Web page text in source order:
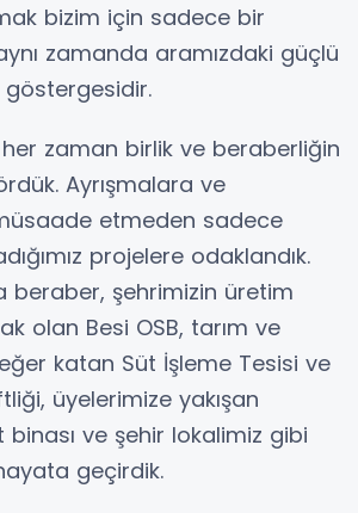
bizim için sadece bir
zamanda aramızdaki güçlü
göstergesidir.
her zaman birlik ve beraberliğin
Ayrışmalara ve
etmeden sadece
projelere odaklandık.
beraber, şehrimizin üretim
olan Besi OSB, tarım ve
katan Süt İşleme Tesisi ve
üyelerimize yakışan
ve şehir lokalimiz gibi
geçirdik.